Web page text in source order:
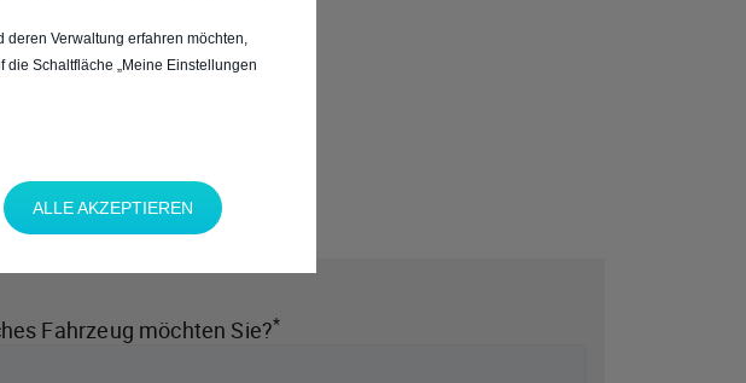
Fahrzeug möchten Sie?*
deren Verwaltung erfahren möchten,
die Schaltfläche „Meine Einstellungen
ALLE AKZEPTIEREN